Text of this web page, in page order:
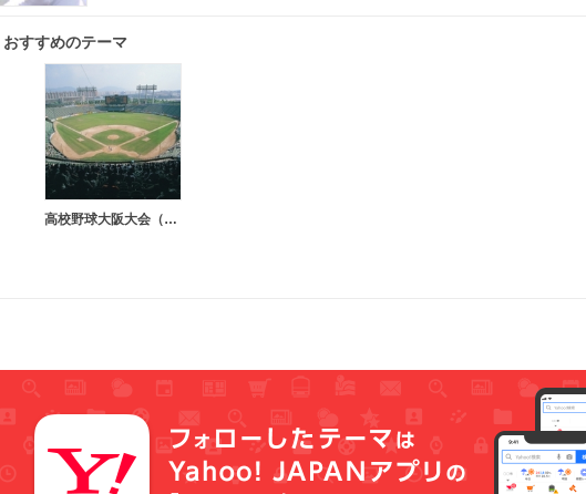
おすすめのテーマ
高校野球大阪大会（大阪代表）